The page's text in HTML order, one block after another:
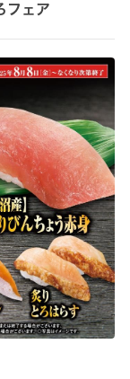
フェア